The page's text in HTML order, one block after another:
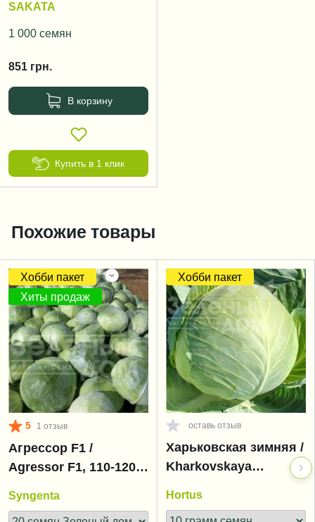
SAKATA
1 000 семян
851 грн.
В корзину
Купить в 1 клик
Похожие товары
Хобби пакет
Хиты продаж
5 1 отзыв
Агрессор F1 /
Agressor F1, 110-120
Syngenta
Хобби пакет
оставь отзыв
Харьковская зимняя /
Kharkovskaya
Hortus